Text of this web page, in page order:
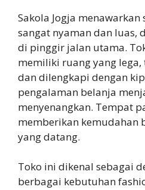
Sakola Jogja
sangat nyaman dan luas,
di pinggir jalan utama.
memiliki ruang yang
dan dilengkapi dengan
pengalaman belanja
menyenangkan. Tempat
memberikan kemudahan
yang datang.
Toko ini dikenal sebagai
berbagai kebutuhan